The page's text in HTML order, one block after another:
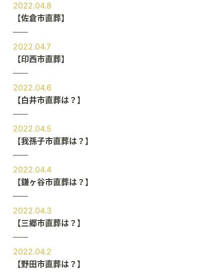
2022.04.8
【佐倉市直葬】
2022.04.7
【印西市直葬】
2022.04.6
【白井市直葬は？】
2022.04.5
【我孫子市直葬は？】
2022.04.4
【鎌ヶ谷市直葬は？】
2022.04.3
【三郷市直葬は？】
2022.04.2
【野田市直葬は？】